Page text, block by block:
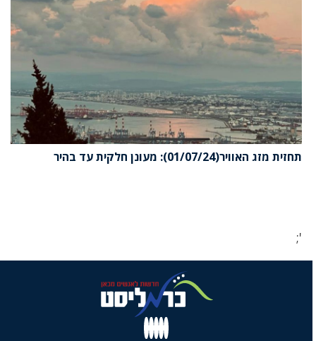
תחזית מזג האוויר(01/07/24): מעונן חלקית עד בהיר
';